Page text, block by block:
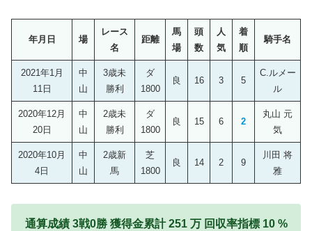
年月日 場
レース
名
距離
馬
場
頭
数
人
気
着
順
騎手名
2021年1月
11日
中
山
3歳未
勝利
ダ
1800
良 16 3 5
C.ルメー
ル
2020年12月
20日
中
山
2歳未
勝利
ダ
1800
良 15 6 2
丸山 元
気
2020年10月
4日
中
山
2歳新
馬
芝
1800
良 14 2 9
川田 将
雅
通算成績 3戦0勝 獲得金累計 251 万 回収率指標 10 %